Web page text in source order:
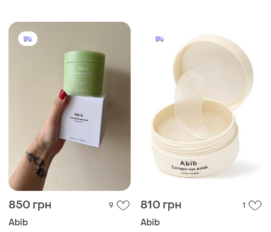
850 грн 9
Abib
810 грн 1
Abib